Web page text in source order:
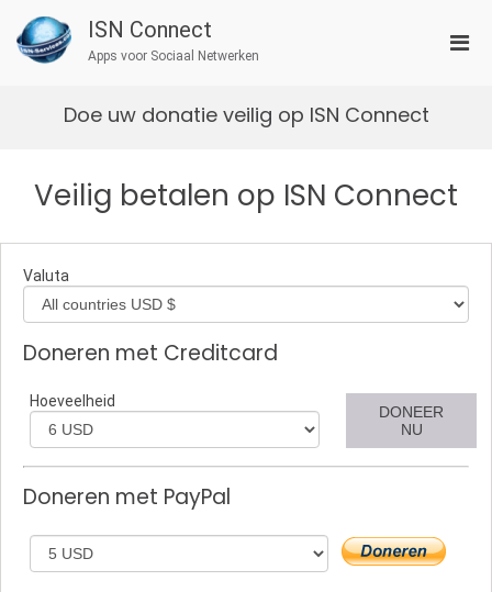
naar
inhoud
ISN Connect
Apps voor Sociaal Netwerken
Doe uw donatie veilig op ISN Connect
Veilig betalen op ISN Connect
Valuta
Doneren met Creditcard
Hoeveelheid
DONEER
NU
Doneren met PayPal